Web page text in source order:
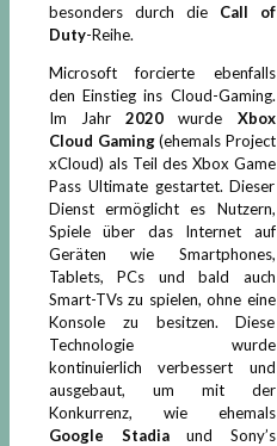
besonders durch die Call of
Duty-Reihe.
Microsoft forcierte ebenfalls
den Einstieg ins Cloud-Gaming.
Im Jahr2020 wurde Xbox
Cloud Gaming(ehemals Project
xCloud) als Teil des Xbox Game
Pass Ultimate gestartet. Dieser
Dienst ermöglicht es Nutzern,
Spiele über das Internet auf
Geräten wie Smartphones,
Tablets, PCs und bald auch
Smart-TVs zu spielen, ohne eine
Konsole zu besitzen. Diese
Technologie wurde
kontinuierlich verbessert und
ausgebaut, um mit der
Konkurrenz, wie ehemals
Google Stadiaund Sony’s